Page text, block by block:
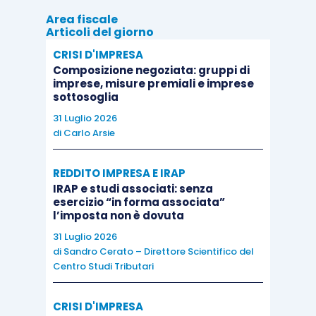
cui, ove si tratti di crediti da lavoro autonomo del
socio nei confronti della società, i quali, sebbene
materialmente non incassati, siano, mediante la
rinuncia, comunque conseguiti ed utilizzati,sussiste
l’obbligo di sottoporne a tassazione il relativo
ammontare, con applicazione, ai sensi del D.P.R. 29
settembre 1973, n. 600, articolo 25, della ritenuta
d’imposta” (Cassazione n. 1335/2016, n.
7636/2017 e n. 2057/2020).
In caso di mancato versamento della ritenuta
d’acconto è possibile effettuare il
ravvedimento operosoai sensi dell’articolo 13
D.Lgs. 472/1997, versando la sanzione ridotta
Area fiscale
Articoli del giorno
CRISI D'IMPRESA
Composizione negoziata: gruppi di
imprese, misure premiali e imprese
sottosoglia
31 Luglio 2026
di Carlo Arsie
REDDITO IMPRESA E IRAP
IRAP e studi associati: senza
esercizio “in forma associata”
l’imposta non è dovuta
31 Luglio 2026
di Sandro Cerato – Direttore Scientifico del
Centro Studi Tributari
CRISI D'IMPRESA